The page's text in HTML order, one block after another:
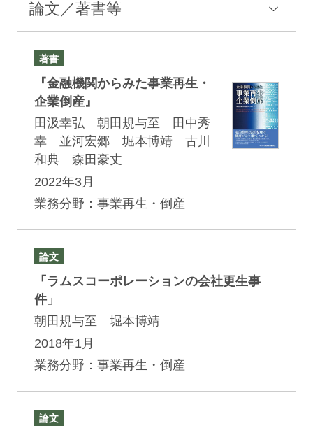
論文／著書等
著書
『金融機関からみた事業再生・
企業倒産』
田汲幸弘 朝田規与至 田中秀
幸 並河宏郷 堀本博靖 古川
和典 森田豪丈
2022年3月
業務分野：事業再生・倒産
論文
「ラムスコーポレーションの会社更生事
件」
朝田規与至 堀本博靖
2018年1月
業務分野：事業再生・倒産
論文